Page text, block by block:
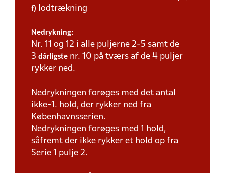
f) lodtrækning
Nedrykning:
Nr. 11 og 12 i alle puljerne 2-5 samt de
3 dårligste nr. 10 på tværs af de 4 puljer
rykker ned.
Nedrykningen forøges med det antal
ikke-1. hold, der rykker ned fra
Københavnsserien.
Nedrykningen forøges med 1 hold,
såfremt der ikke rykker et hold op fra
Serie 1 pulje 2.